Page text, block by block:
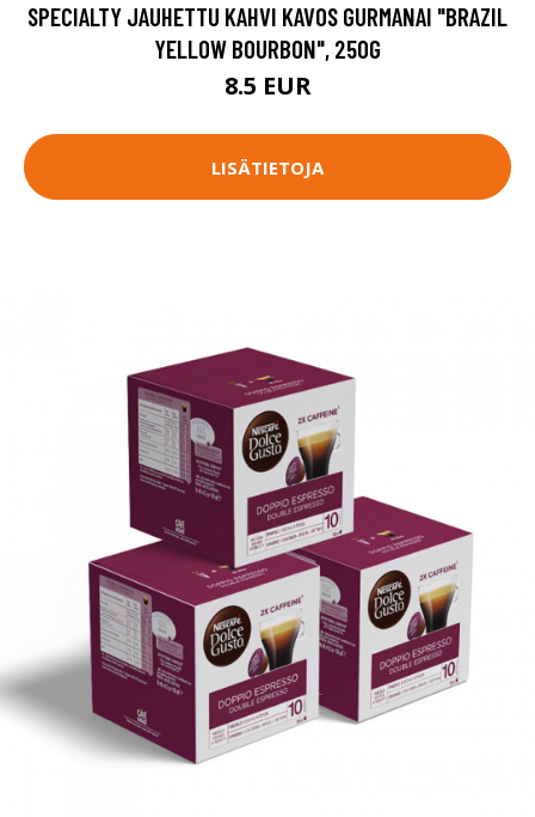
SPECIALTY JAUHETTU KAHVI KAVOS GURMANAI "BRAZIL
YELLOW BOURBON", 250G
8.5 EUR
LISÄTIETOJA